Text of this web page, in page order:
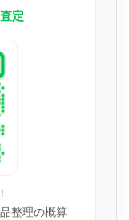
定
整理の概算